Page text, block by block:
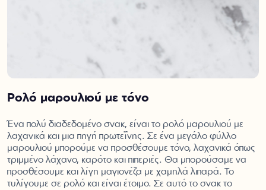
Ρολό μαρουλιού με τόνο
Ένα πολύ διαδεδομένο σνακ, είναι το ρολό μαρουλιού με
λαχανικά και μια πηγή πρωτεΐνης. Σε ένα μεγάλο φύλλο
μαρουλιού μπορούμε να προσθέσουμε τόνο, λαχανικά όπως
τριμμένο λάχανο, καρότο και πιπεριές. Θα μπορούσαμε να
προσθέσουμε και λίγη μαγιονέζα με χαμηλά λιπαρά. Το
τυλίγουμε σε ρολό και είναι έτοιμο. Σε αυτό το σνακ το